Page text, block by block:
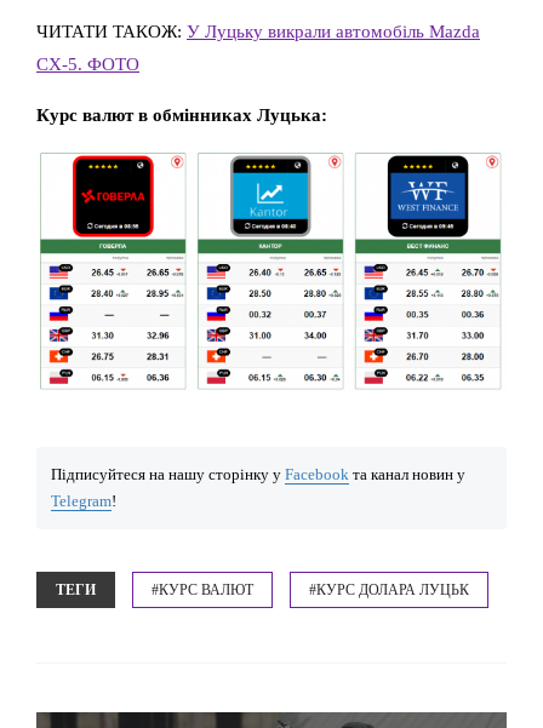
ЧИТАТИ ТАКОЖ: У Луцьку викрали автомобіль Mazda
CX-5. ФОТО
Курс валют в обмінниках Луцька:
Підписуйтеся на нашу сторінку у Facebook та канал новин у
Telegram!
ТЕГИ #КУРС ВАЛЮТ #КУРС ДОЛАРА ЛУЦЬК